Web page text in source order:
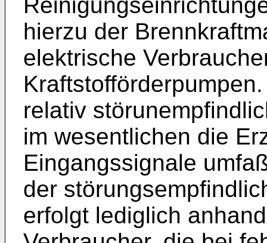
hierzu der
elektrische
relativ
im wesentlichen die
Eingangssignale
der
erfolgt lediglich